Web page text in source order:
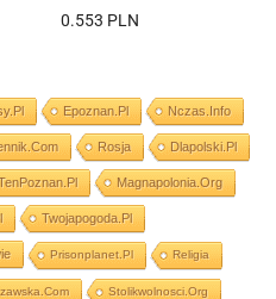
0.553 PLN
Epoznan.pl Nczas.info
Rosja Dlapolski.pl
Magnapolonia.org
Twojapogoda.pl
Prisonplanet.pl Religia
Stolikwolnosci.org